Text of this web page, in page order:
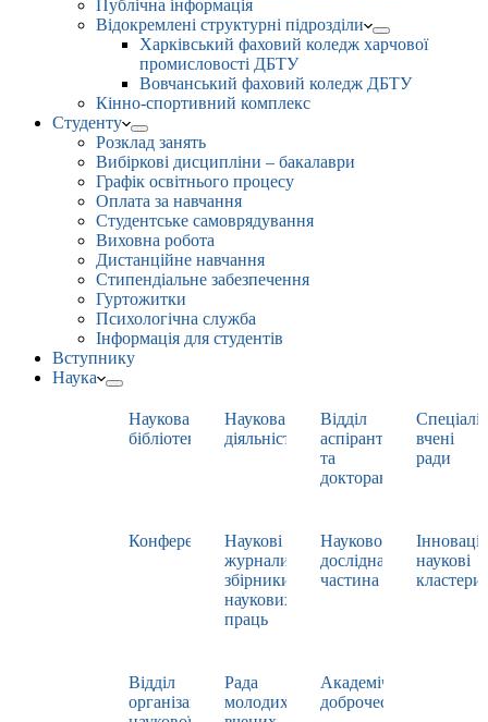
Публічна інформація
Відокремлені структурні підрозділи
Харківський фаховий коледж харчової
промисловості ДБТУ
Вовчанський фаховий коледж ДБТУ
Кінно-спортивний комплекс
Студенту
Розклад занять
Вибіркові дисципліни – бакалаври
Графік освітнього процесу
Оплата за навчання
Студентське самоврядування
Виховна робота
Дистанційне навчання
Стипендіальне забезпечення
Гуртожитки
Психологічна служба
Інформація для студентів
Вступнику
Наука
Наукова
бібліотека
Наукова
діяльність
Відділ
аспірантури
та
докторантури
вчені
ради
Конференції
Наукові
журнали,
збірники
наукових
праць
Науково-
дослідна
частина
наукові
кластери
Відділ
організації
Рада
молодих
Академічна
доброчесність